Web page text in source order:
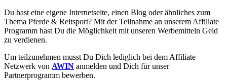
Du hast eine eigene Internetseite, einen Blog oder ähnliches zum
Thema Pferde & Reitsport? Mit der Teilnahme an unserem Affiliate
Programm hast Du die Möglichkeit mit unseren Werbemitteln Geld
zu verdienen.
Um teilzunehmen musst Du Dich lediglich bei dem Affiliate
Netzwerk von AWIN anmelden und Dich für unser
Partnerprogramm bewerben.